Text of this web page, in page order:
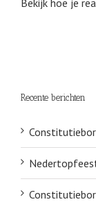
Recente berichten